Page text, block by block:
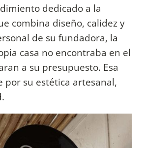
dedicado a la
combina diseño, calidez y
de su fundadora, la
casa no encontraba en el
a su presupuesto. Esa
por su estética artesanal,